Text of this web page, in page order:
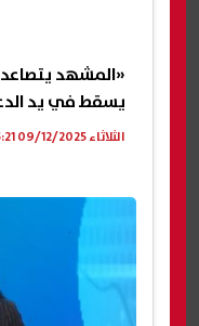
«المشهد
يسقط في يد
الثلاثاء 09/12/2025 05:21 م